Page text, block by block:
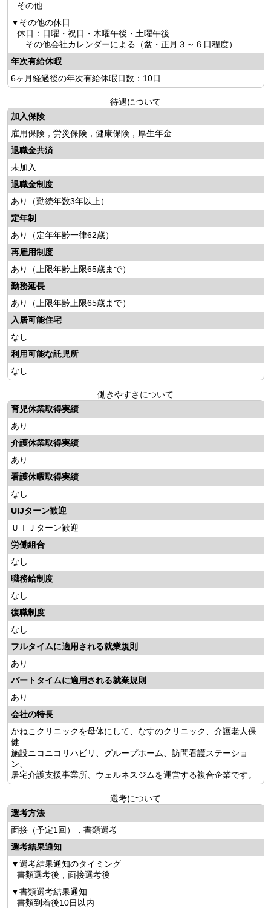
その他
その他の休日
休日：日曜・祝日・木曜午後・土曜午後
その他会社カレンダーによる（盆・正月３～６日程度）
年次有給休暇
6ヶ月経過後の年次有給休暇日数：10日
待遇について
加入保険
雇用保険，労災保険，健康保険，厚生年金
退職金共済
未加入
退職金制度
あり（勤続年数3年以上）
定年制
あり
（定年年齢一律62歳）
再雇用制度
あり
（上限年齢上限65歳まで）
勤務延長
あり（上限年齢上限65歳まで）
入居可能住宅
なし
利用可能な託児所
なし
働きやすさについて
育児休業取得実績
あり
介護休業取得実績
あり
看護休暇取得実績
なし
UIJターン歓迎
ＵＩＪターン歓迎
労働組合
なし
職務給制度
なし
復職制度
なし
フルタイムに適用される就業規則
あり
パートタイムに適用される就業規則
あり
会社の特長
かねこクリニックを母体にして、なすのクリニック、介護老人保
健
施設ニコニコリハビリ、グループホーム、訪問看護ステーショ
ン、
居宅介護支援事業所、ウェルネスジムを運営する複合企業です。
選考について
選考方法
面接（予定1回），書類選考
選考結果通知
選考結果通知のタイミング
書類選考後，面接選考後
書類選考結果通知
書類到着後10日以内